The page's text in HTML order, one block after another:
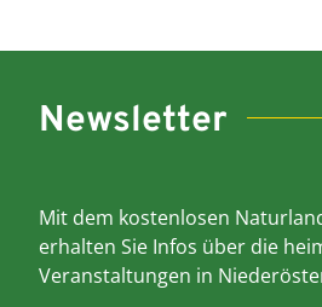
Newsletter
Mit dem kostenlosen
erhalten Sie Infos über die
Veranstaltungen in